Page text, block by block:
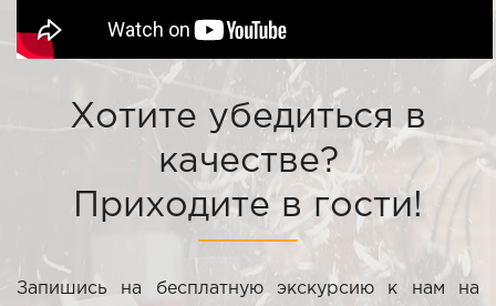
Хотите убедиться в
качестве?
Приходите в гости!
Запишись на бесплатную экскурсию к нам на